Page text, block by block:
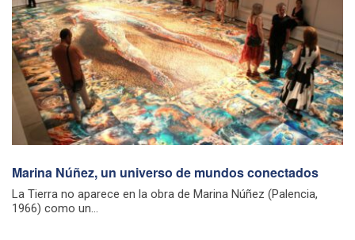
Marina Núñez, un universo de mundos conectados
La Tierra no aparece en la obra de Marina Núñez (Palencia,
1966) como un...